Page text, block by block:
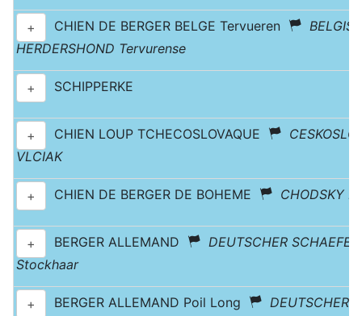
+ CHIEN DE BERGER BELGE Tervueren
HERDERSHOND Tervurense
+ SCHIPPERKE
+ CHIEN LOUP TCHECOSLOVAQUE
VLCIAK
+ CHIEN DE BERGER DE BOHEME CHODSKY
+ BERGER ALLEMAND
DEUTSCHER
Stockhaar
+ BERGER ALLEMAND Poil Long
DEUTSCHER